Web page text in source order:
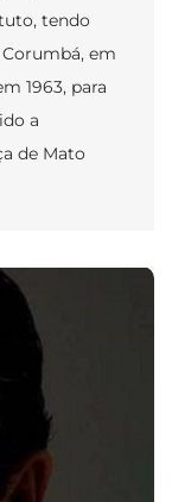
tendo
em
1963, para
a
de Mato